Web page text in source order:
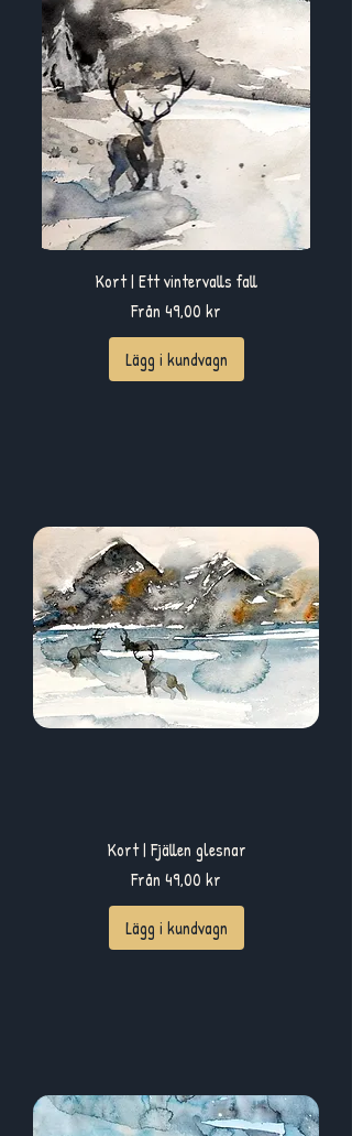
Kort | Ett vintervalls fall
Från 49,00 kr
Reapris
Lägg i kundvagn
Kort | Fjällen glesnar
Från 49,00 kr
Reapris
Lägg i kundvagn